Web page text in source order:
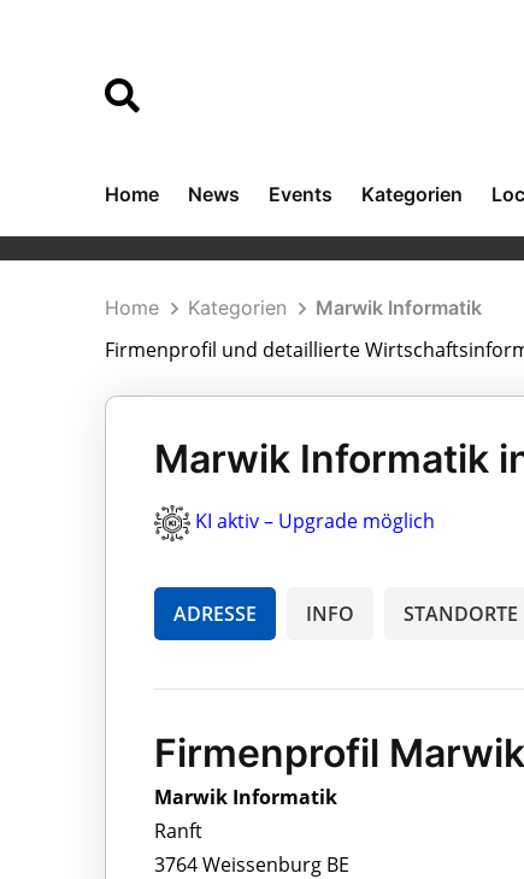
Home News Events Kategorien
Home Kategorien Marwik Informatik
Firmenprofil und detaillierte
Marwik Informatik
KI aktiv – Upgrade möglich
ADRESSE INFO STANDORTE
Firmenprofil
Marwik Informatik
Ranft
3764 Weissenburg BE